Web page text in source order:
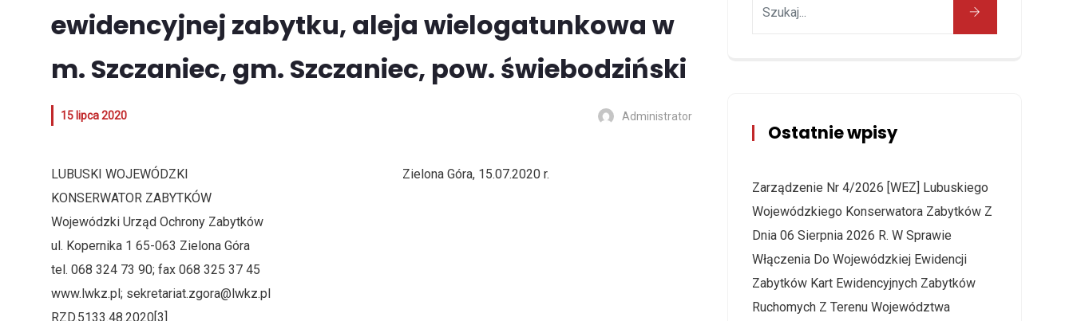
ewidencyjnej zabytku, aleja wielogatunkowa w
m. Szczaniec, gm. Szczaniec, pow. świebodziński
15 lipca 2020 Administrator
LUBUSKI WOJEWÓDZKI Zielona Góra, 15.07.2020 r.
KONSERWATOR ZABYTKÓW
Wojewódzki Urząd Ochrony Zabytków
ul. Kopernika 1 65-063 Zielona Góra
tel. 068 324 73 90; fax 068 325 37 45
www.lwkz.pl; sekretariat.zgora@lwkz.pl
RZD.5133.48.2020[3]
Ostatnie wpisy
Zarządzenie Nr 4/2026 [WEZ] Lubuskiego
Wojewódzkiego Konserwatora Zabytków Z
Dnia 06 Sierpnia 2026 R. W Sprawie
Włączenia Do Wojewódzkiej Ewidencji
Zabytków Kart Ewidencyjnych Zabytków
Ruchomych Z Terenu Województwa